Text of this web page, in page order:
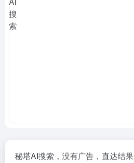
秘塔AI搜索，没有广告，直达结果